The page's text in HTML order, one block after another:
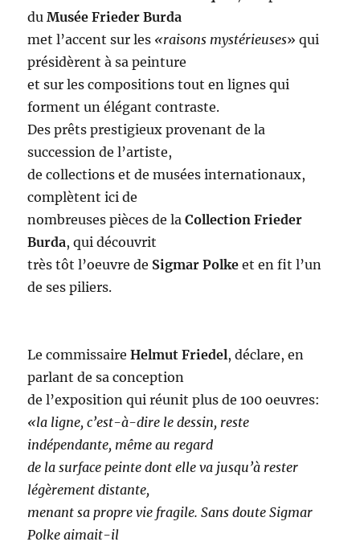
duMusée Frieder Burda
met l’accent sur les «raisons mystérieuses» qui
présidèrent à sa peinture
et sur les compositions tout en lignes qui
forment un élégant contraste.
Des prêts prestigieux provenant de la
succession de l’artiste,
de collections et de musées internationaux,
complètent ici de
nombreuses pièces de la Collection Frieder
Burda, qui découvrit
très tôt l’oeuvre de Sigmar Polke et en fit l’un
de ses piliers.
Le commissaireHelmut Friedel, déclare, en
parlant de sa conception
de l’exposition qui réunit plus de 100 oeuvres:
«la ligne, c’est-à-dire le dessin, reste
indépendante, même au regard
de la surface peinte dont elle va jusqu’à rester
légèrement distante,
menant sa propre vie fragile. Sans doute Sigmar
Polke aimait-il